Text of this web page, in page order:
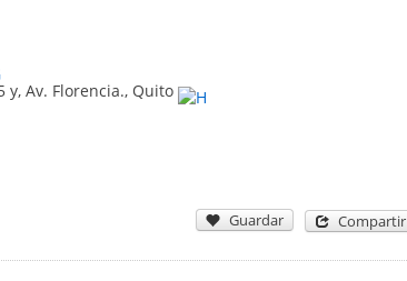
y, Av. Florencia., Quito
Guardar Compartir